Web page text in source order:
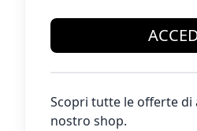
Scopri tutte le offerte di
nostro shop.